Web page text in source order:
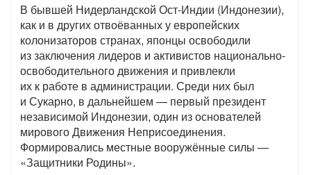
В бывшей Нидерландской Ост-Индии (Индонезии),
как и в других отвоёванных у европейских
колонизаторов странах, японцы освободили
из заключения лидеров и активистов национально-
освободительного движения и привлекли
их к работе в администрации. Среди них был
и Сукарно, в дальнейшем — первый президент
независимой Индонезии, один из основателей
мирового Движения Неприсоединения.
Формировались местные вооружённые силы —
«Защитники Родины».